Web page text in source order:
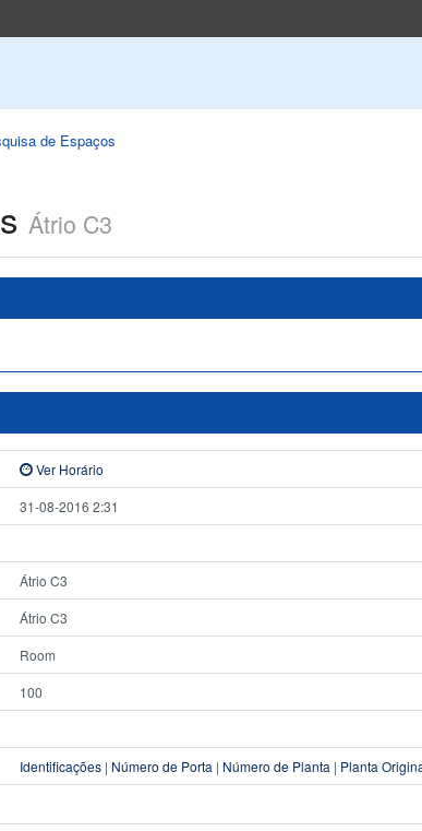
de Espaços
Átrio C3
Ver Horário
31-08-2016 2:31
Átrio C3
Átrio C3
Room
100
Identificações | Número de Porta | Número de Planta | Planta